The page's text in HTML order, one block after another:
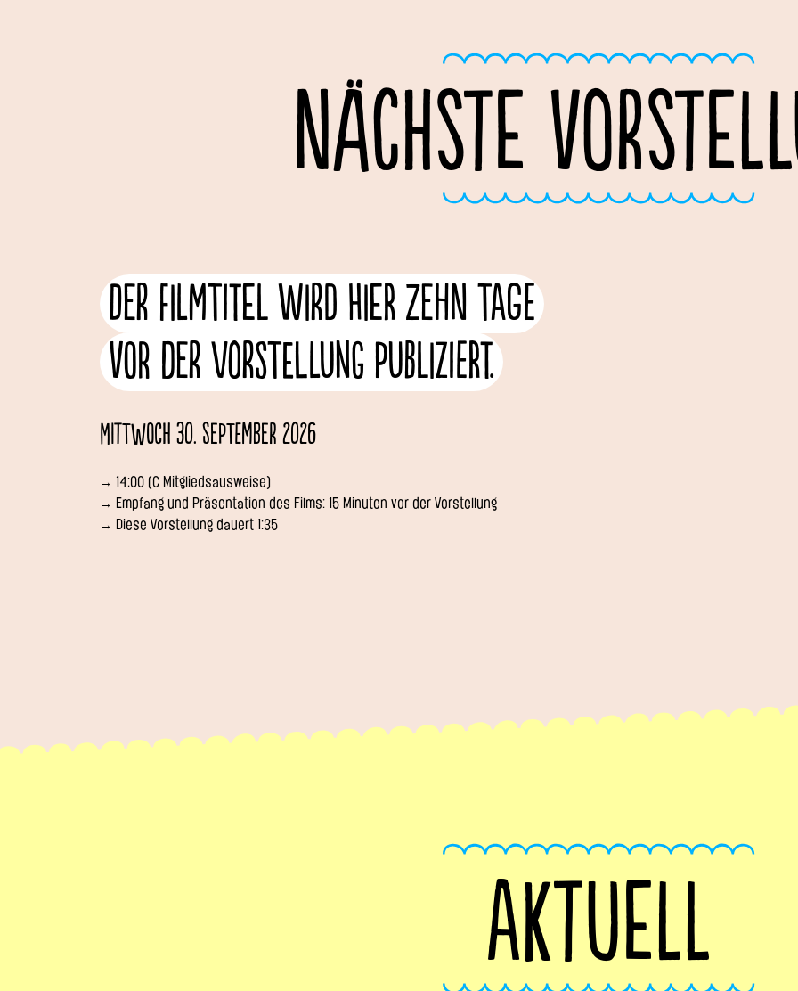
NÄCHSTE
Der Filmtitel wird hier zehn Tage
vor der Vorstellung publiziert.
Mittwoch 30. September 2026
→ 14:00 (C Mitgliedsausweise)
→ Empfang und Präsentation des Films: 15 Minuten vor der Vorstellung
→ Diese Vorstellung dauert 1:35
AKTUELL